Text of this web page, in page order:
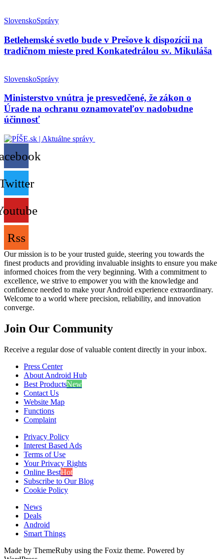
SlovenskoSprávy
Betlehemské svetlo bude v Prešove k dispozícii na
tradičnom mieste pred Konkatedrálou sv. Mikuláša
SlovenskoSprávy
Ministerstvo vnútra je presvedčené, že zákon o
Úrade na ochranu oznamovateľov nadobudne
účinnosť
Rss
Our mission is to be your trusted guide, steering you towards the
finest products and providing invaluable insights to ensure you make
informed choices from the very beginning. With a commitment to
excellence, we strive to empower you with the knowledge and
confidence needed to make your Android experience extraordinary.
Welcome to a world where precision, reliability, and innovation
converge.
Join Our Community
Receive a regular dose of valuable content directly in your inbox.
Press Center
About Android Hub
Best ProductsNew
Contact Us
Website Map
Functions
Complaint
Privacy Policy
Interest Based Ads
Terms of Use
Your Privacy Rights
Online BestHot
Subscribe to Our Blog
Cookie Policy
News
Deals
Android
Smart Things
Made by ThemeRuby using the Foxiz theme. Powered by